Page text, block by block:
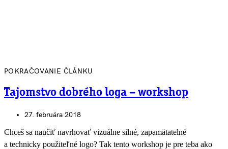
POKRAČOVANIE ČLÁNKU
Tajomstvo dobrého loga – workshop
27. februára 2018
Chceš sa naučiť navrhovať vizuálne silné, zapamätatelné
a technicky použiteľné logo? Tak tento workshop je pre teba ako